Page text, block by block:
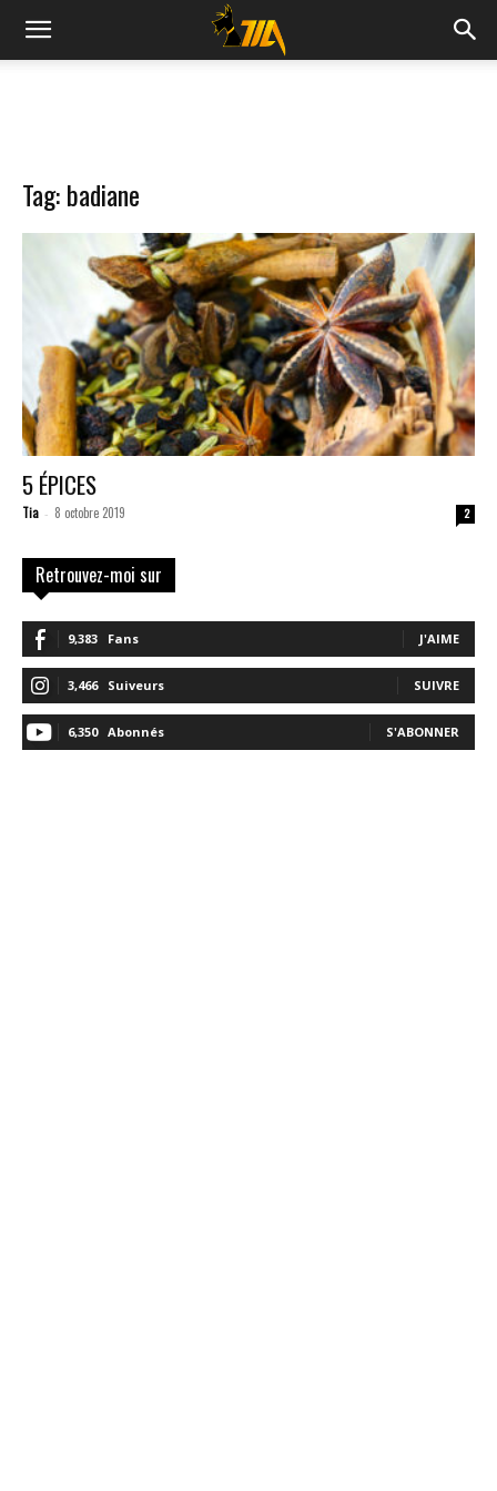
Cook
Tag: badiane
5 ÉPICES
Tia - 8 octobre 2019 2
Retrouvez-moi sur
9,383 Fans J'AIME
3,466 Suiveurs SUIVRE
6,350 Abonnés S'ABONNER